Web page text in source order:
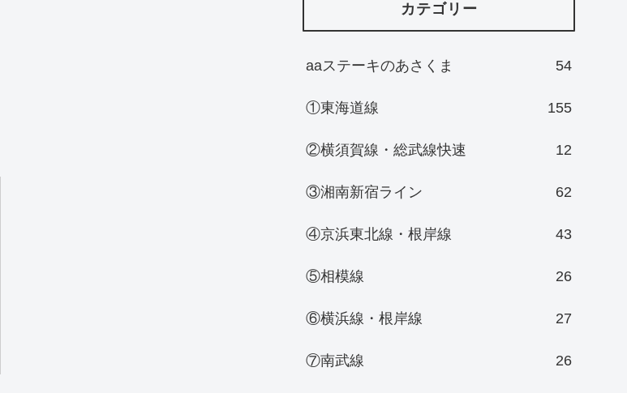
カテゴリー
aaステーキのあさくま 54
①東海道線 155
②横須賀線・総武線快速 12
③湘南新宿ライン 62
④京浜東北線・根岸線 43
⑤相模線 26
⑥横浜線・根岸線 27
⑦南武線 26